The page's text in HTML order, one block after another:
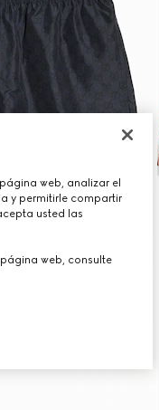
web, analizar el
y permitirle compartir
usted las
web, consulte